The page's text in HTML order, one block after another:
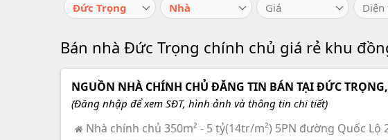
Đức Trọng Nhà Giá Diện
Bán nhà Đức Trọng chính chủ giá rẻ khu
NGUỒN NHÀ CHÍNH CHỦ ĐĂNG TIN BÁN TẠI ĐỨC
(Đăng nhập để xem SĐT, hình ảnh và thông tin chi tiết)
Nhà chính chủ 350m² - 5 tỷ(14tr/m²) 5PN đường Quốc